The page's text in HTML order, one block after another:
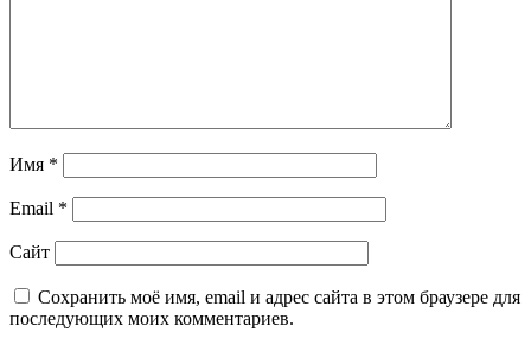
Имя *
Email *
Сайт
Сохранить моё имя, email и адрес сайта в этом браузере для
последующих моих комментариев.